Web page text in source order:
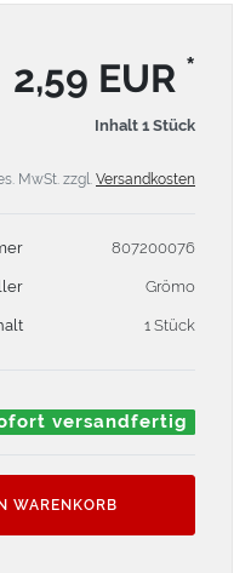
2,59 EUR *
Inhalt 1 Stück
MwSt. zzgl. Versandkosten
807200076
Grömo
1 Stück
versandfertig
WARENKORB